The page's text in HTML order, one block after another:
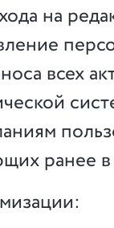
на
всех
ранее